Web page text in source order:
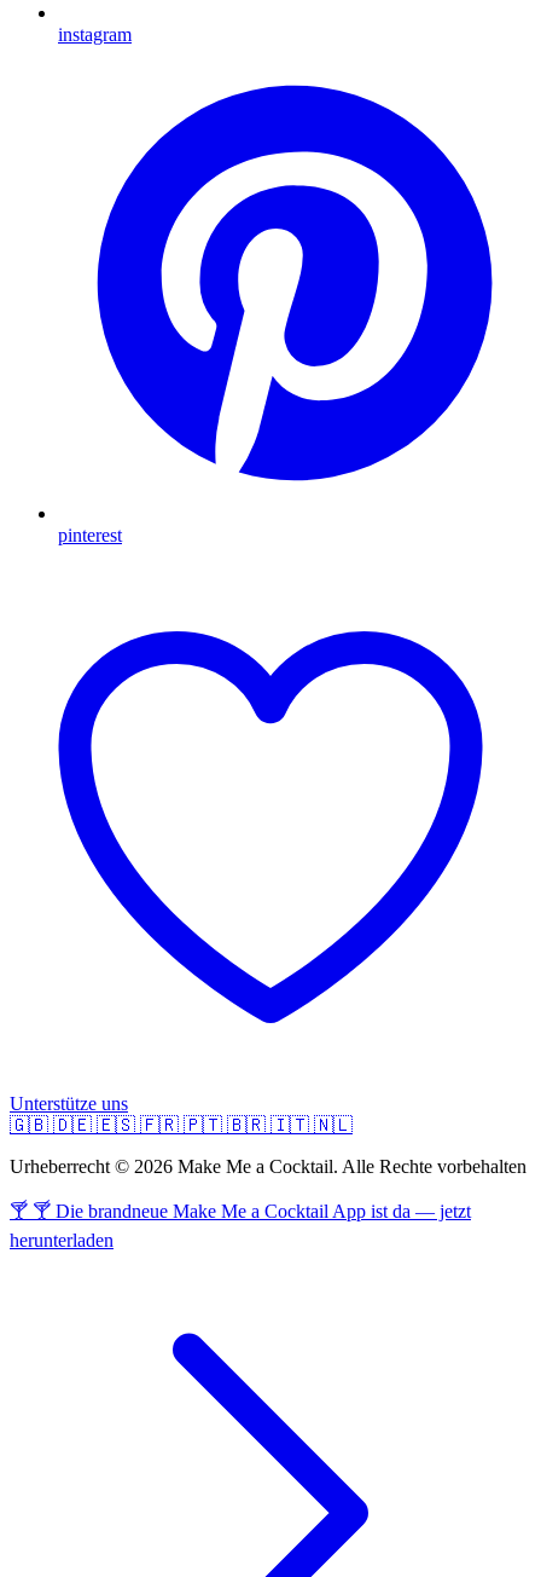
instagram
pinterest
Unterstütze uns
🇬🇧 🇩🇪 🇪🇸 🇫🇷 🇵🇹 🇧🇷 🇮🇹 🇳🇱
Urheberrecht © 2026 Make Me a Cocktail. Alle Rechte vorbehalten
🍸 🍸 Die brandneue Make Me a Cocktail App ist da — jetzt
herunterladen